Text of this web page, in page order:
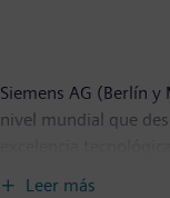
Siemens AG (Berlín
nivel mundial que
internacionalización.
Leer más